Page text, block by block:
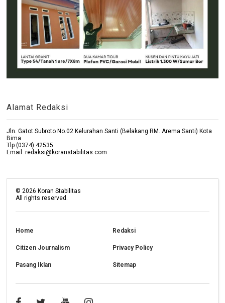
Alamat Redaksi
Jln. Gatot Subroto No.02 Kelurahan Santi (Belakang RM. Arema Santi) Kota
Bima
Tlp (0374) 42535
Email: redaksi@koranstabilitas.com
©2026 Koran Stabilitas
All rights reserved.
Home Redaksi
Citizen Journalism Privacy Policy
Pasang Iklan Sitemap